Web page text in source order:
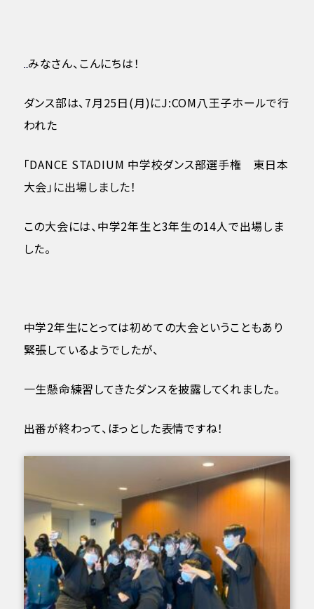
みなさん、こんにちは！
ダンス部は、7月25日(月)にJ:COM八王子ホールで行
われた
「DANCE STADIUM 中学校ダンス部選手権 東日本
大会」に出場しました！
この大会には、中学2年生と3年生の14人で出場しま
した。
中学2年生にとっては初めての大会ということもあり
緊張しているようでしたが、
一生懸命練習してきたダンスを披露してくれました。
出番が終わって、ほっとした表情ですね！